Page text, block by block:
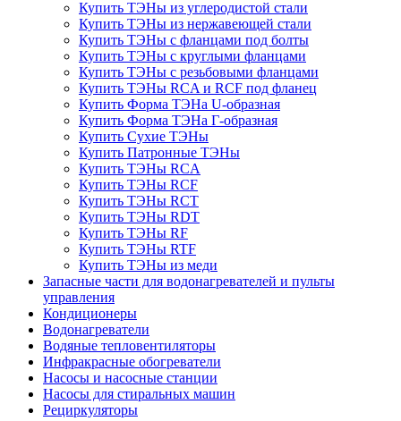
Купить ТЭНы из углеродистой стали
Купить ТЭНы из нержавеющей стали
Купить ТЭНы с фланцами под болты
Купить ТЭНы с круглыми фланцами
Купить ТЭНы с резьбовыми фланцами
Купить ТЭНы RCA и RCF под фланец
Купить Форма ТЭНа U-образная
Купить Форма ТЭНа Г-образная
Купить Сухие ТЭНы
Купить Патронные ТЭНы
Купить ТЭНы RCA
Купить ТЭНы RCF
Купить ТЭНы RCT
Купить ТЭНы RDT
Купить ТЭНы RF
Купить ТЭНы RTF
Купить ТЭНы из меди
Запасные части для водонагревателей и пульты
управления
Кондиционеры
Водонагреватели
Водяные тепловентиляторы
Инфракрасные обогреватели
Насосы и насосные станции
Насосы для стиральных машин
Рециркуляторы